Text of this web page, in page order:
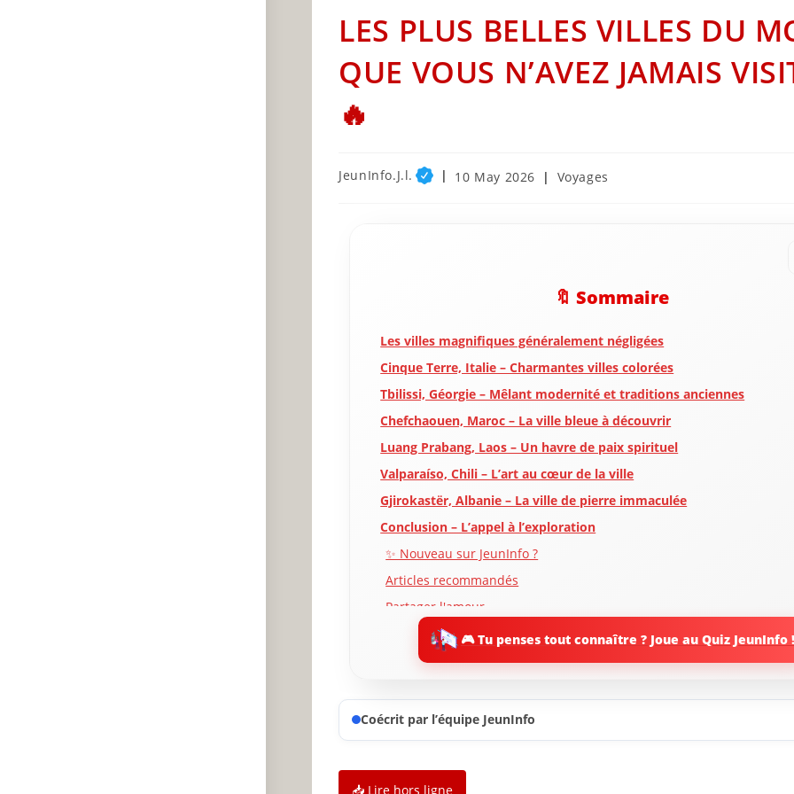
LES PLUS BELLES VILLES DU
QUE VOUS N’AVEZ JAMAIS
🔥
Post
JeunInfo.J.l.
Post
10 May 2026
Post
Voyages
🔖 Sommaire
Les villes magnifiques généralement négligées
Cinque Terre, Italie – Charmantes villes colorées
Tbilissi, Géorgie – Mêlant modernité et traditions anciennes
Chefchaouen, Maroc – La ville bleue à découvrir
Luang Prabang, Laos – Un havre de paix spirituel
Valparaíso, Chili – L’art au cœur de la ville
Gjirokastër, Albanie – La ville de pierre immaculée
Conclusion – L’appel à l’exploration
✨ Nouveau sur JeunInfo ?
Articles recommandés
Partager l'amour
🎮 Tu penses tout connaître ? Joue au Quiz JeunInfo !
Coécrit par l’équipe JeunInfo
📥 Lire hors ligne